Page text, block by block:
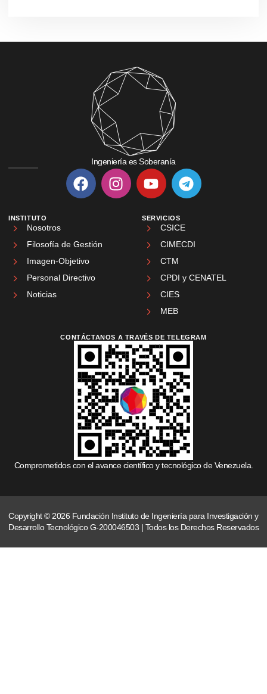
Ingeniería es Soberanía
INSTITUTO
Nosotros
Filosofía de Gestión
Imagen-Objetivo
Personal Directivo
Noticias
SERVICIOS
CSICE
CIMECDI
CTM
CPDI y CENATEL
CIES
MEB
CONTÁCTANOS A TRAVÉS DE TELEGRAM
Comprometidos con el avance científico y tecnológico de Venezuela.
Copyright © 2026 Fundación Instituto de Ingeniería para Investigación y
Desarrollo Tecnológico G-200046503 | Todos los Derechos Reservados